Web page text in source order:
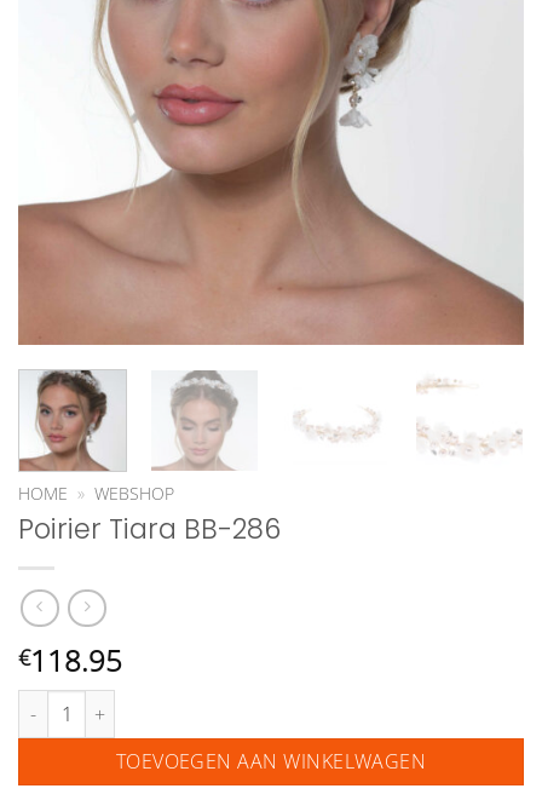
HOME » WEBSHOP
Poirier Tiara BB-286
€118.95
Poirier Tiara BB-286 aantal
TOEVOEGEN AAN WINKELWAGEN